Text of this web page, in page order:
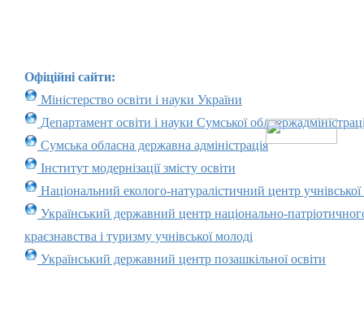
Офіційні сайти:
Міністерство освіти і науки України
Департамент освіти і науки Сумської
Сумська обласна державна адміністрація
Інститут модернізації змісту освіти
Національний еколого-натуралістичний центр учнівської
Український державний центр національно-
краєзнавства і туризму учнівської молоді
Український державний центр позашкільної освіти